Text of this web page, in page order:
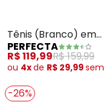
Tênis (Branco) em
Sintético
PERFECTA
R$ 119,99R$ 159,99
ou 4xde R$ 29,99sem
-26%